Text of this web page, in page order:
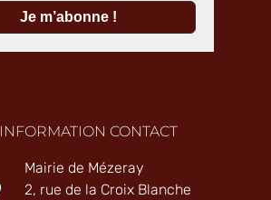
INFORMATION CONTACT
Mairie de Mézeray
2, rue de la Croix Blanche